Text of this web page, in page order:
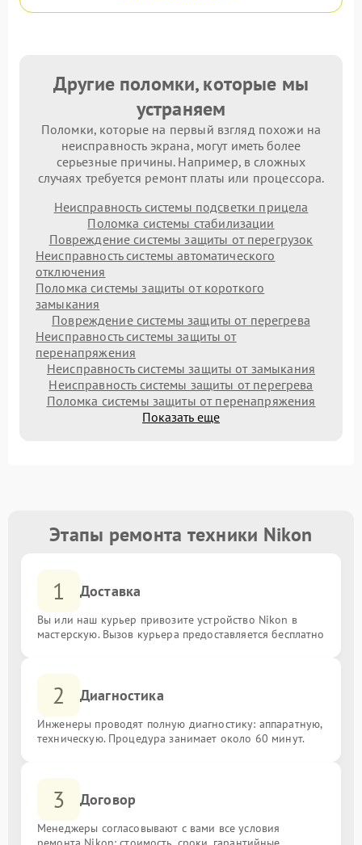
Другие поломки, которые мы
устраняем
Поломки, которые на первый взгляд похожи на
неисправность экрана, могут иметь более
серьезные причины. Например, в сложных
случаях требуется ремонт платы или процессора.
Неисправность системы подсветки прицела
Поломка системы стабилизации
Повреждение системы защиты от перегрузок
Неисправность системы автоматического
отключения
Поломка системы защиты от короткого
замыкания
Повреждение системы защиты от перегрева
Неисправность системы защиты от
перенапряжения
Неисправность системы защиты от замыкания
Неисправность системы защиты от перегрева
Поломка системы защиты от перенапряжения
Показать еще
Этапы ремонта техники Nikon
1 Доставка
Вы или наш курьер привозите устройство Nikon в
мастерскую. Вызов курьера предоставляется бесплатно
2 Диагностика
Инженеры проводят полную диагностику: аппаратную,
техническую. Процедура занимает около 60 минут.
3 Договор
Менеджеры согласовывают с вами все условия